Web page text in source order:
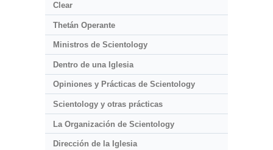
Clear
Thetán Operante
Ministros de Scientology
Dentro de una Iglesia
Opiniones y Prácticas de Scientology
Scientology y otras prácticas
La Organización de Scientology
Dirección de la Iglesia